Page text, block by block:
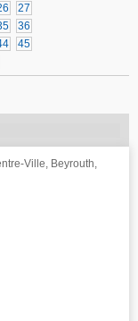
27
36
45
Ville, Beyrouth,